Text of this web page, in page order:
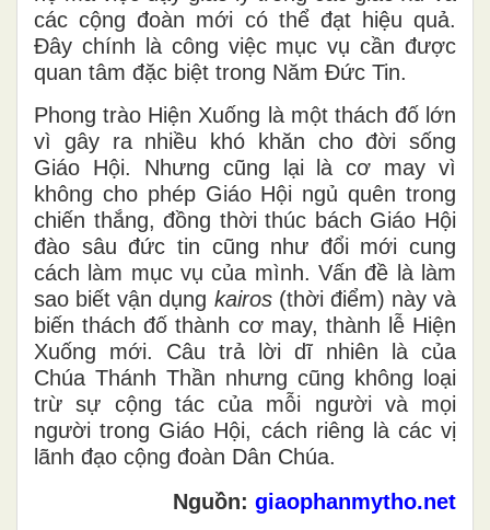
các cộng đoàn mới có thể đạt hiệu quả.
Đây chính là công việc mục vụ cần được
quan tâm đặc biệt trong Năm Đức Tin.
Phong trào Hiện Xuống là một thách đố lớn
vì gây ra nhiều khó khăn cho đời sống
Giáo Hội. Nhưng cũng lại là cơ may vì
không cho phép Giáo Hội ngủ quên trong
chiến thắng, đồng thời thúc bách Giáo Hội
đào sâu đức tin cũng như đổi mới cung
cách làm mục vụ của mình. Vấn đề là làm
sao biết vận dụng kairos(thời điểm) này và
biến thách đố thành cơ may, thành lễ Hiện
Xuống mới. Câu trả lời dĩ nhiên là của
Chúa Thánh Thần nhưng cũng không loại
trừ sự cộng tác của mỗi người và mọi
người trong Giáo Hội, cách riêng là các vị
lãnh đạo cộng đoàn Dân Chúa.
Nguồn: giaophanmytho.net